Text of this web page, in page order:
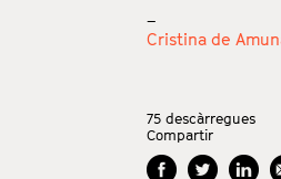
_
Cristina de
75 descàrregues
Compartir